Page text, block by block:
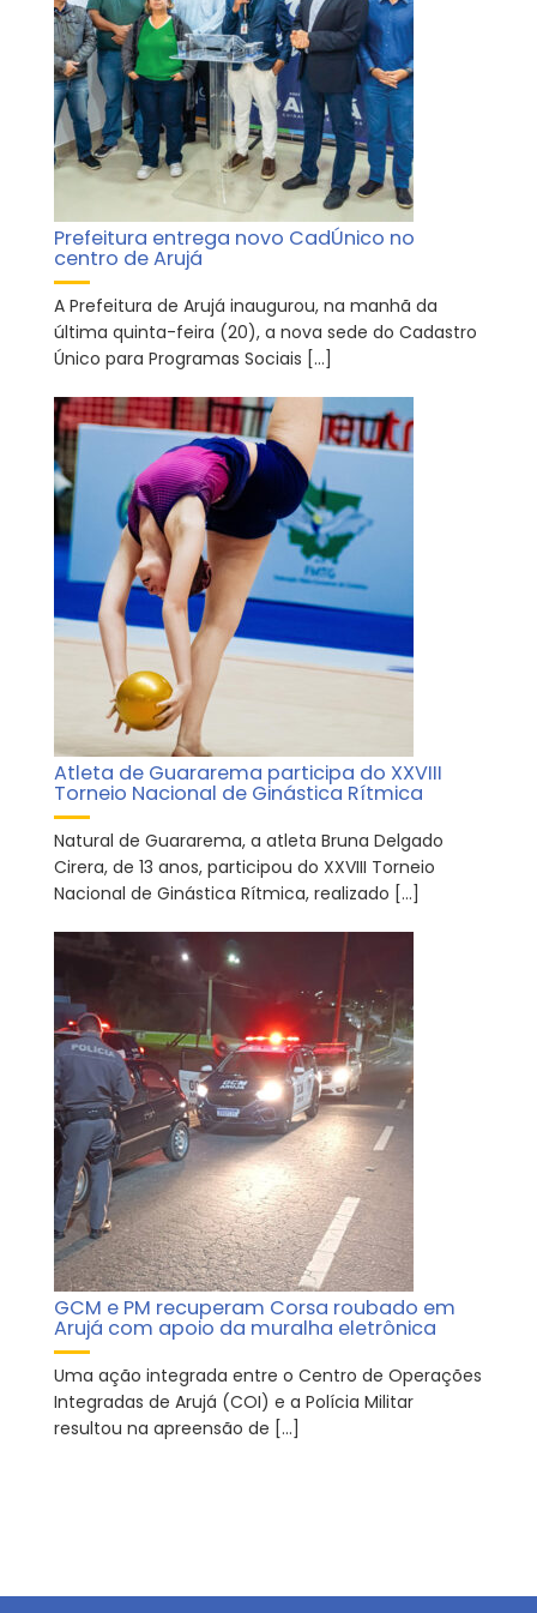
Prefeitura entrega novo CadÚnico no
centro de Arujá
A Prefeitura de Arujá inaugurou, na manhã da
última quinta-feira (20), a nova sede do Cadastro
Único para Programas Sociais […]
Atleta de Guararema participa do XXVIII
Torneio Nacional de Ginástica Rítmica
Natural de Guararema, a atleta Bruna Delgado
Cirera, de 13 anos, participou do XXVIII Torneio
Nacional de Ginástica Rítmica, realizado […]
GCM e PM recuperam Corsa roubado em
Arujá com apoio da muralha eletrônica
Uma ação integrada entre o Centro de Operações
Integradas de Arujá (COI) e a Polícia Militar
resultou na apreensão de […]